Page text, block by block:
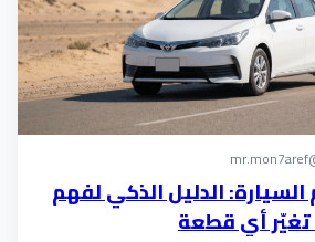
الدليل الذكي لفهم
أي قطعة